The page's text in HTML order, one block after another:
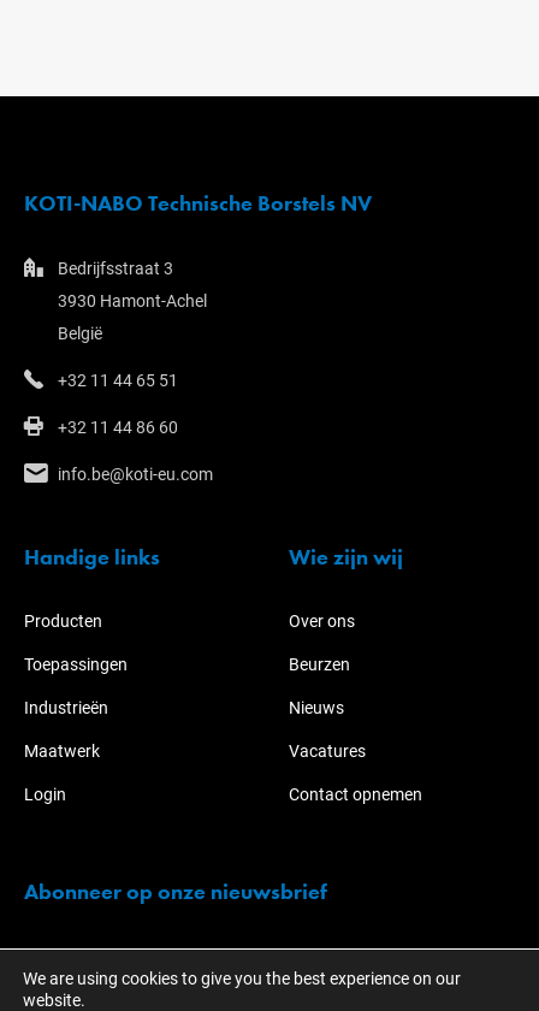
KOTI-NABO Technische Borstels NV
Bedrijfsstraat 3
3930 Hamont-Achel
België
+32 11 44 65 51
+32 11 44 86 60
info.be@koti-eu.com
Handige links
Producten
Toepassingen
Industrieën
Maatwerk
Login
Wie zijn wij
Over ons
Beurzen
Nieuws
Vacatures
Contact opnemen
Abonneer op onze nieuwsbrief
Blijf op de hoogte van de acties en ontwikkelingen over KOTI-
NABO.
We are using cookies to give you the best experience on our
website.